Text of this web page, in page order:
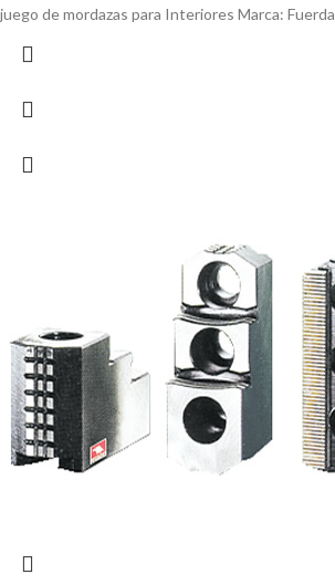
juego de mordazas para Interiores Marca: Fuerda